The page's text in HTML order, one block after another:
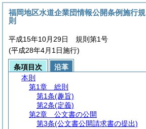
福岡地区水道企業団情報公開条例施行規
則
平成15年10月29日 規則第1号
(平成28年4月1日施行)
条項目次
沿革
本則
第1章
総則
第1条(趣旨)
第2条(定義)
第2章
公文書の公開
第3条(公文書公開請求書の提出)